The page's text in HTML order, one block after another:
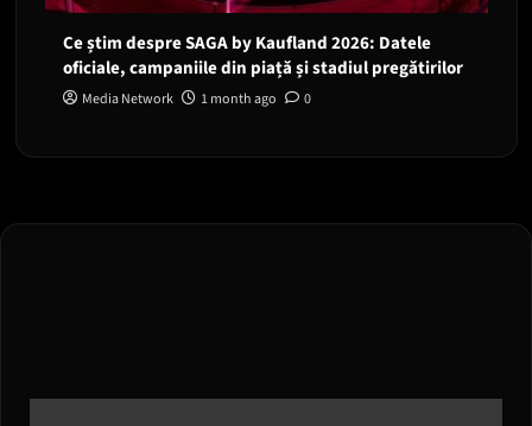
Ce știm despre SAGA by Kaufland 2026: Datele
oficiale, campaniile din piață și stadiul pregătirilor
Media Network 1 month ago 0